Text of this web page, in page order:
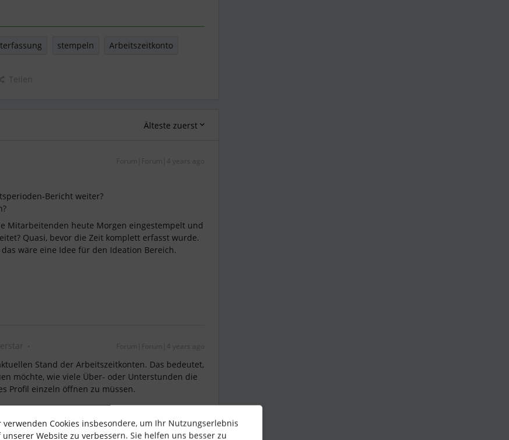
stempeln Arbeitszeitkonto
Teilen
Älteste zuerst
Forum|Forum|4 years ago
Bericht weiter?
Mitarbeitenden heute Morgen eingestempelt und
Quasi, bevor die Zeit komplett erfasst wurde.
wäre eine Idee für den Ideation Bereich.
Forum|Forum|4 years ago
Stand der Arbeitszeitkonten. Das bedeutet,
möchte, wie viele Über- oder Unterstunden die
Profil einzeln öffnen zu müssen.
verwenden Cookies insbesondere, um Ihr Nutzungserlebnis
unserer Website zu verbessern. Sie helfen uns besser zu